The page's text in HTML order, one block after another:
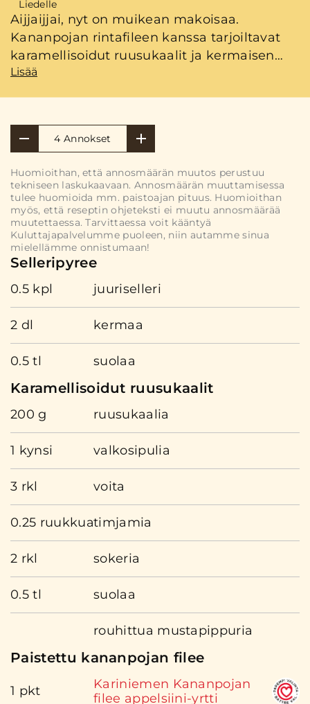
Liedelle
Aijjaijjai, nyt on muikean makoisaa.
Kananpojan rintafileen kanssa tarjoiltavat
karamellisoidut ruusukaalit ja kermaisen
täyteläinen selleripyree ovat sellainen
Lisää
4 Annokset
Huomioithan, että annosmäärän muutos perustuu
tekniseen laskukaavaan. Annosmäärän muuttamisessa
tulee huomioida mm. paistoajan pituus. Huomioithan
myös, että reseptin ohjeteksti ei muutu annosmäärää
muutettaessa. Tarvittaessa voit kääntyä
Kuluttajapalvelumme puoleen, niin autamme sinua
mielellämme onnistumaan!
Selleripyree
0.5 kpl juuriselleri
2 dl kermaa
0.5 tl suolaa
Karamellisoidut ruusukaalit
200 g ruusukaalia
1 kynsi valkosipulia
3 rkl voita
0.25 ruukkuatimjamia
2 rkl sokeria
0.5 tl suolaa
rouhittua mustapippuria
Paistettu kananpojan filee
1 pkt
Kariniemen Kananpojan
filee appelsiini-yrtti